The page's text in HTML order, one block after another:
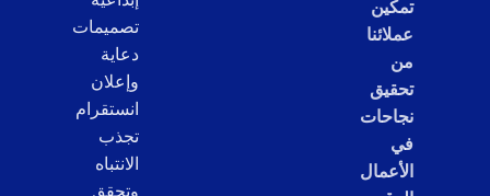
تمكين
عملائنا
من
تحقيق
نجاحات
في
الأعمال
تصميمات
دعاية
وإعلان
انستقرام
تجذب
الانتباه
وتحقق